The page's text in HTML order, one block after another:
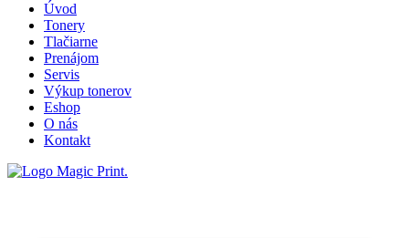
Úvod
Tonery
Tlačiarne
Prenájom
Servis
Výkup tonerov
Eshop
O nás
Kontakt